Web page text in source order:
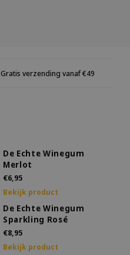
Gratis verzending vanaf €49
De Echte Winegum
Merlot
€6,95
Bekijk product
De Echte Winegum
Sparkling Rosé
€8,95
Bekijk product